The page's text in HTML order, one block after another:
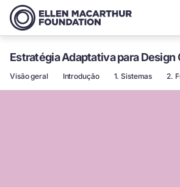
Estratégia Adaptativa para Design
Visão geral Introdução 1. Sistemas